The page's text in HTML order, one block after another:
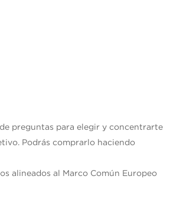
de 2025
preguntas para elegir y concentrarte
Podrás comprarlo haciendo
alineados al Marco Común Europeo